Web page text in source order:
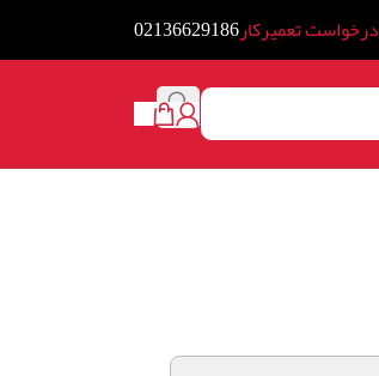
درخواست تعمیرکار02136629186